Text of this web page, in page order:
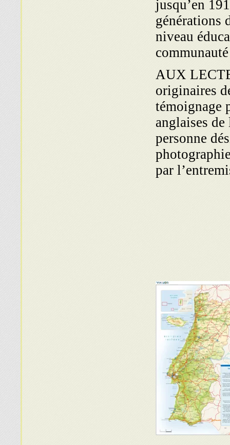
jusqu’en
générations
niveau
AUX
originaires
témoignage
anglaises
personne
par